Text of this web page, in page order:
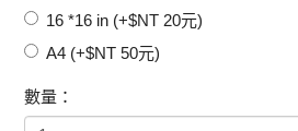
16 *16 in (+$NT 20元)
A4 (+$NT 50元)
數量：